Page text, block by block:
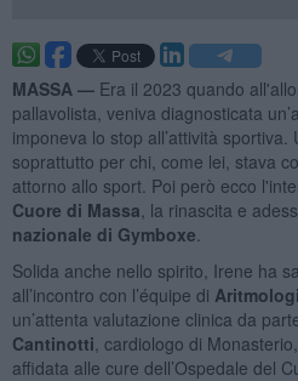
MASSA — Era il 2023 quando
pallavolista, veniva diagnosticata
imponeva lo stop all’attività sportiva.
soprattutto per chi, come lei, stava
attorno allo sport. Poi però ecco
Cuore di Massa , la rinascita e
nazionale di Gymboxe
Solida anche nello spirito, Irene ha
all’incontro con l’équipe di
un’attenta valutazione clinica da
Cantinotti , cardiologo di
affidata alle cure dell’Ospedale del